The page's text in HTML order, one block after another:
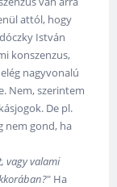
attól, hogy
István
konszenzus,
nagyvonalú
Nem, szerintem
De pl.
nem gond, ha
vagy valami
" Ha